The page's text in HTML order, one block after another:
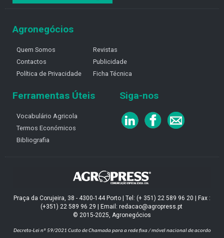
Agronegócios
Quem Somos
Contactos
Política de Privacidade
Revistas
Publicidade
Ficha Técnica
Ferramentas Úteis
Vocabulário Agricola
Termos Económicos
Bibliografia
Siga-nos
Praça da Corujeira, 38 - 4300-144 Porto | Tel: (+ 351) 22 589 96 20 | Fax :
(+351) 22 589 96 29 | Email: redacao@agropress.pt
© 2015-2025, Agronegócios
Decreto-Lei nº 59/2021 Custo de Chamada para a rede fixa / móvel nacional de acordo